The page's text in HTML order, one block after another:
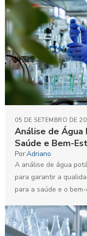
Análise de Água
Saúde e Bem-
05 DE SETEMBRO DE
Por:Adriano
A análise de água
para garantir a
para a saúde e o